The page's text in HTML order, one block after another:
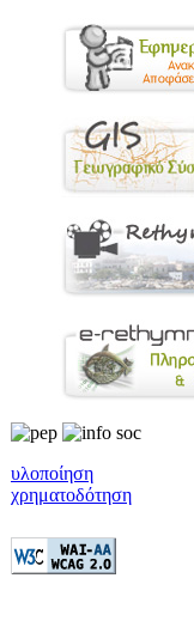
υλοποίηση
χρηματοδότηση